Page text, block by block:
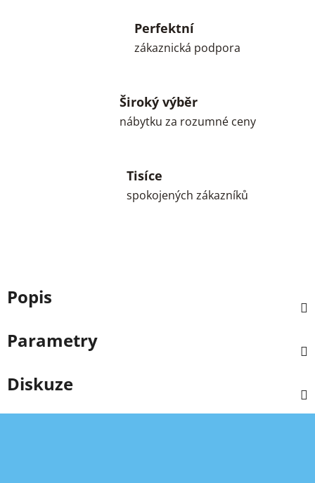
Perfektní
zákaznická podpora
Široký výběr
nábytku za rozumné ceny
Tisíce
spokojených zákazníků
Popis
Parametry
Diskuze
Z